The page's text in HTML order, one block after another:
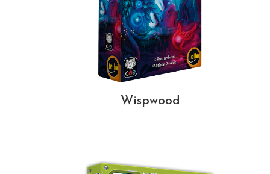
Wispwood